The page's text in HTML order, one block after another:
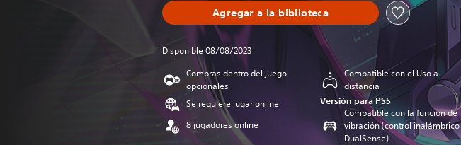
Agregar a la biblioteca
Disponible 08/08/2023
Compras dentro del juego
opcionales
Se requiere jugar online
8 jugadores online
Compatible con el Uso a
distancia
Versión para PS5
Compatible con la función de
vibración (control inalámbrico
DualSense)